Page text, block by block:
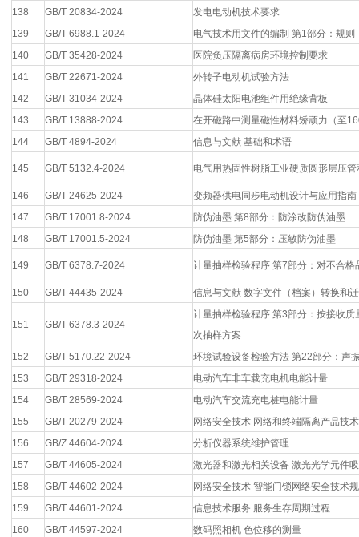
138
GB/T 20834-2024
发电电动机技术要求
139
GB/T 6988.1-2024
电气技术用文件的编制 第1部分：规则
140
GB/T 35428-2024
医院负压隔离病房环境控制要求
141
GB/T 22671-2024
外转子电动机试验方法
142
GB/T 31034-2024
晶体硅太阳电池组件用绝缘背板
143
GB/T 13888-2024
在开磁路中测量磁性材料矫顽力（至
144
GB/T 4894-2024 信息与文献 基础和术语
145 GB/T 5132.4-2024 电气用热固性树脂工业硬质圆形层压
146 GB/T 24625-2024
变频器供电同步电动机设计与应用指南
147
GB/T 17001.8-2024
防伪油墨 第8部分：防涂改防伪油墨
148
GB/T 17001.5-2024 防伪油墨 第5部分：压敏防伪油墨
149 GB/T 6378.7-2024 计量抽样检验程序 第7部分：对不合
150 GB/T 44435-2024 信息与文献 数字文件（档案）转换和
151 GB/T 6378.3-2024
计量抽样检验程序 第3部分：按接收
次抽样方案
152
GB/T 5170.22-2024
环境试验设备检验方法 第22部分：声
153
GB/T 29318-2024
电动汽车非车载充电机电能计量
154
GB/T 28569-2024
电动汽车交流充电桩电能计量
155
GB/T 20279-2024
网络安全技术 网络和终端隔离产品技
156
GB/Z 44604-2024
分析仪器系统维护管理
157
GB/T 44605-2024
激光器和激光相关设备 激光光学元件
158
GB/T 44602-2024
网络安全技术 智能门锁网络安全技术
159
GB/T 44601-2024
信息技术服务 服务生存周期过程
160
GB/T 44597-2024 数码照相机 色位移的测量